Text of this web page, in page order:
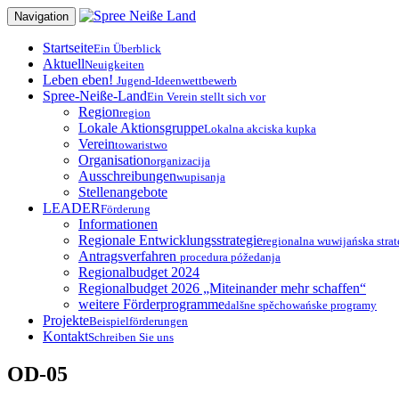
Zum
Inhalt
springen
Navigation
StartseiteEin Überblick
AktuellNeuigkeiten
Leben eben! Jugend-Ideenwettbewerb
Spree-Neiße-LandEin Verein stellt sich vor
Regionregion
Lokale AktionsgruppeLokalna akciska kupka
Vereintowaristwo
Organisationorganizacija
Ausschreibungenwupisanja
Stellenangebote
LEADERFörderung
Informationen
Regionale Entwicklungsstrategieregionalna wuwijańska
Antragsverfahren procedura póžedanja
Regionalbudget 2024
Regionalbudget 2026 „Miteinander mehr schaffen“
weitere Förderprogrammedalšne spěchowańske programy
ProjekteBeispielförderungen
KontaktSchreiben Sie uns
OD-05